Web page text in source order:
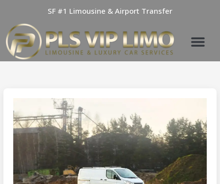
content
SF #1 Limousine & Airport Transfer